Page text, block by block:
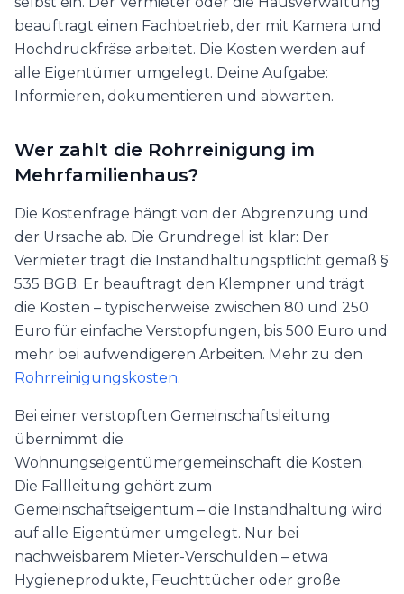
beauftragt einen Fachbetrieb, der mit Kamera und
Hochdruckfräse arbeitet. Die Kosten werden auf
alle Eigentümer umgelegt. Deine Aufgabe:
Informieren, dokumentieren und abwarten.
Wer zahlt die Rohrreinigung im
Mehrfamilienhaus?
Die Kostenfrage hängt von der Abgrenzung und
der Ursache ab. Die Grundregel ist klar: Der
Vermieter trägt die Instandhaltungspflicht gemäß §
535 BGB. Er beauftragt den Klempner und trägt
die Kosten – typischerweise zwischen 80 und 250
Euro für einfache Verstopfungen, bis 500 Euro und
mehr bei aufwendigeren Arbeiten. Mehr zu den
Rohrreinigungskosten.
Bei einer verstopften Gemeinschaftsleitung
übernimmt die
Wohnungseigentümergemeinschaft die Kosten.
Die Fallleitung gehört zum
Gemeinschaftseigentum – die Instandhaltung wird
auf alle Eigentümer umgelegt. Nur bei
nachweisbarem Mieter-Verschulden – etwa
Hygieneprodukte, Feuchttücher oder große